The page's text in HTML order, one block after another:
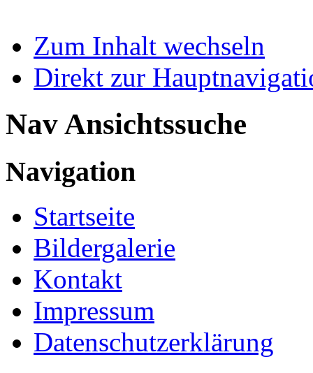
Zum Inhalt wechseln
Direkt zur
Nav Ansichtssuche
Navigation
Startseite
Bildergalerie
Kontakt
Impressum
Datenschutzerklärung